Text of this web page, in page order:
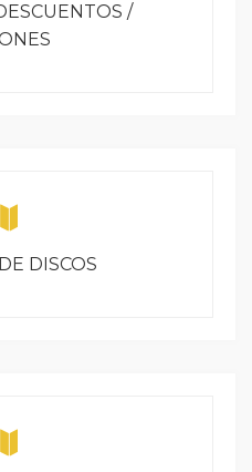
/
DISCOS